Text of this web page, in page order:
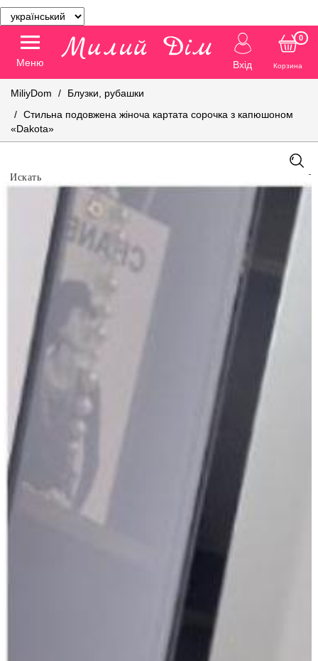
Меню Вхід Корзина
0
MiliyDom
Блузки, рубашки
Стильна подовжена жіноча картата сорочка з капюшоном
«Dakota»